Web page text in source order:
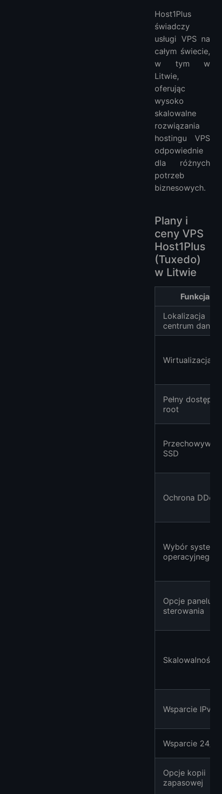
Host1Plus
świadczy
usługi VPS na
całym świecie,
w tym w
Litwie,
oferując
wysoko
skalowalne
rozwiązania
hostingu VPS
odpowiednie
dla różnych
potrzeb
biznesowych.
Plany i
ceny VPS
Host1Plus
(Tuxedo)
w Litwie
Funkcja
Lokalizacja
centrum
Wirtualizacja
Pełny dostęp
root
SSD
Ochrona DDoS
Wybór systemu
operacyjnego
Opcje panelu
sterowania
Skalowalność
Wsparcie IPv6
Wsparcie 24/7
Opcje kopii
zapasowej